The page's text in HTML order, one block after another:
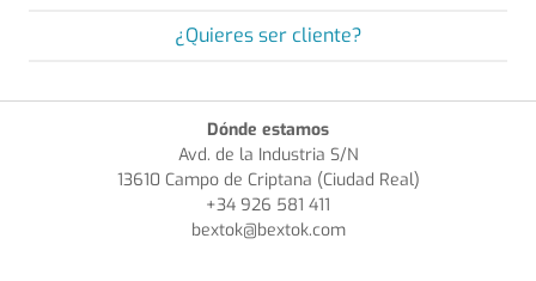
¿Quieres ser cliente?
Dónde estamos
Avd. de la Industria S/N
13610 Campo de Criptana (Ciudad Real)
+34 926 581 411
bextok@bextok.com